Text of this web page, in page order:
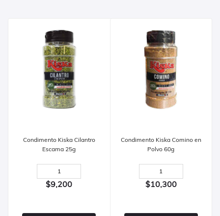
Condimento Kiska Cilantro
Escama 25g
$9,200
Condimento Kiska Comino en
Polvo 60g
$10,300